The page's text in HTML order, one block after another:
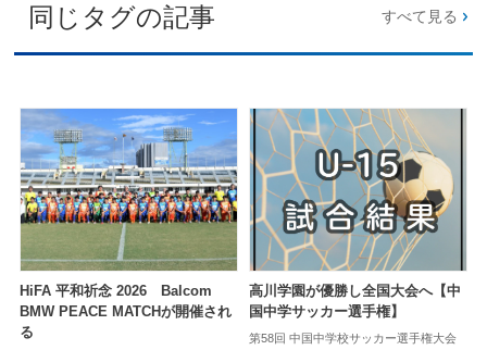
同じタグの記事 すべて見る
HiFA 平和祈念 2026 Balcom
BMW PEACE MATCHが開催され
る
高川学園が優勝し全国大会へ【中
国中学サッカー選手権】
第58回 中国中学校サッカー選手権大会